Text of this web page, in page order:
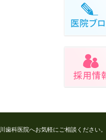
科医院へお気軽にご相談ください。